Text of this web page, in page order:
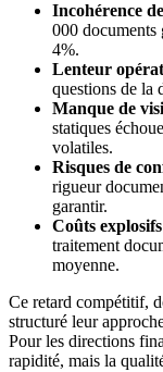
Incohérence
000 documents
4%.
Lenteur
questions de la
Manque de
statiques
volatiles.
Risques de
rigueur
garantir.
Coûts explosifs
traitement
moyenne.
Ce retard compétitif,
structuré leur
Pour les directions
rapidité, mais la